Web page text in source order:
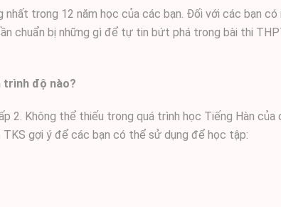
trong 12 năm học của các bạn. Đối với các bạn có
chuẩn bị những gì để tự tin bứt phá trong bài thi
trình độ nào?
2. Không thể thiếu trong quá trình học Tiếng Hàn của
gợi ý để các bạn có thể sử dụng để học tập: